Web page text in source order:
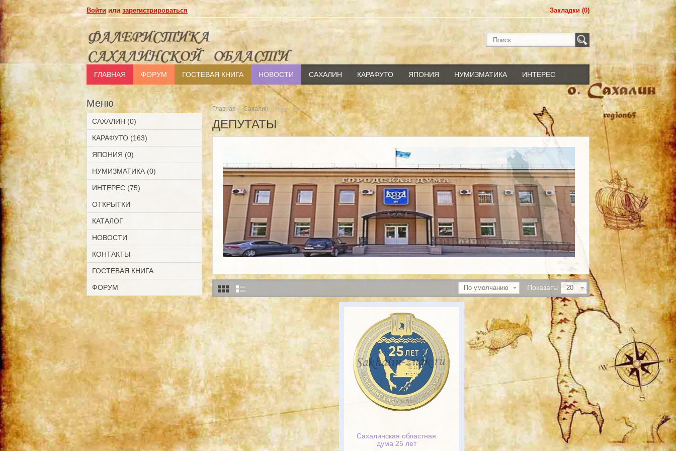
Войти илизарегистрироваться Закладки (0)
ГЛАВНАЯ ФОРУМ ГОСТЕВАЯ КНИГА НОВОСТИ САХАЛИН КАРАФУТО ЯПОНИЯ НУМИЗМАТИКА ИНТЕРЕС
Меню
САХАЛИН (0)
КАРАФУТО (163)
ЯПОНИЯ (0)
НУМИЗМАТИКА (0)
ИНТЕРЕС (75)
ОТКРЫТКИ
КАТАЛОГ
НОВОСТИ
КОНТАКТЫ
ГОСТЕВАЯ КНИГА
ФОРУМ
Главная » Сахалин » Депутаты
ДЕПУТАТЫ
Показать: 20
По умолчанию
Сахалинская областная
дума 25 лет